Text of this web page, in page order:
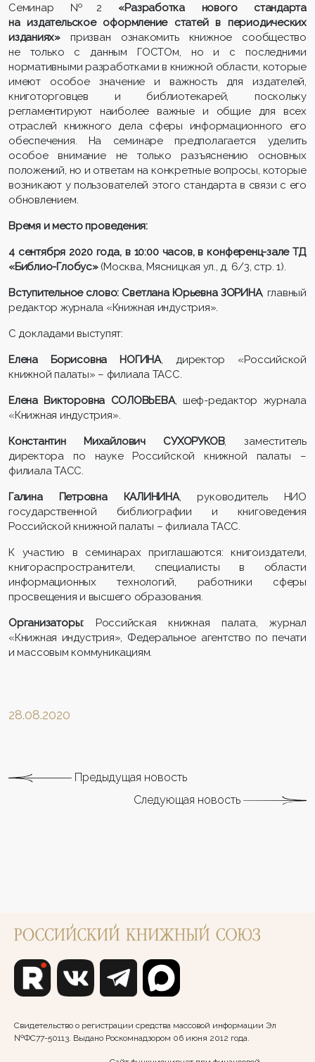
Семинар №2 «Разработка нового стандарта
на издательское оформление статей в периодических
изданиях»призван ознакомить книжное сообщество
не только с данным ГОСТОм, но и с последними
нормативными разработками в книжной области, которые
имеют особое значение и важность для издателей,
книготорговцев и библиотекарей, поскольку
регламентируют наиболее важные и общие для всех
отраслей книжного дела сферы информационного его
обеспечения. На семинаре предполагается уделить
особое внимание не только разъяснению основных
положений, но и ответам на конкретные вопросы, которые
возникают у пользователей этого стандарта в связи с его
обновлением.
Время и место проведения:
4 сентября 2020 года, в 10:00 часов, в конференц-зале ТД
«Библио-Глобус»(Москва, Мясницкая ул., д. 6/3, стр. 1).
Вступительное слово: Светлана Юрьевна ЗОРИНА, главный
редактор журнала «Книжная индустрия».
С докладами выступят:
Елена Борисовна НОГИНА, директор «Российской
книжной палаты» – филиала ТАСС.
Елена Викторовна СОЛОВЬЕВА, шеф-редактор журнала
«Книжная индустрия».
Константин Михайлович СУХОРУКОВ, заместитель
директора по науке Российской книжной палаты –
филиала ТАСС.
Галина Петровна КАЛИНИНА, руководитель НИО
государственной библиографии и книговедения
Российской книжной палаты – филиала ТАСС.
К участию в семинарах приглашаются: книгоиздатели,
книгораспространители, специалисты в области
информационных технологий, работники сферы
просвещения и высшего образования.
Организаторы: Российская книжная палата, журнал
«Книжная индустрия», Федеральное агентство по печати
и массовым коммуникациям.
28.08.2020
Предыдущая новость
Следующая новость
Свидетельство о регистрации средства массовой информации Эл
№ФС77-50113. Выдано Роскомнадзором 06 июня 2012 года.